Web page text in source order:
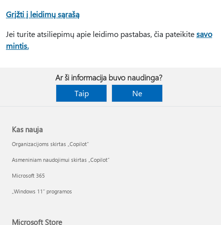
Grįžti į leidimų sąrašą
Jei turite atsiliepimų apie leidimo pastabas, čia pateikitesavo
mintis.
Ar ši informacija buvo naudinga?
Taip
Ne
Kas nauja
Organizacijoms skirtas „Copilot“
Asmeniniam naudojimui skirtas „Copilot“
Microsoft 365
„Windows 11“ programos
Microsoft Store